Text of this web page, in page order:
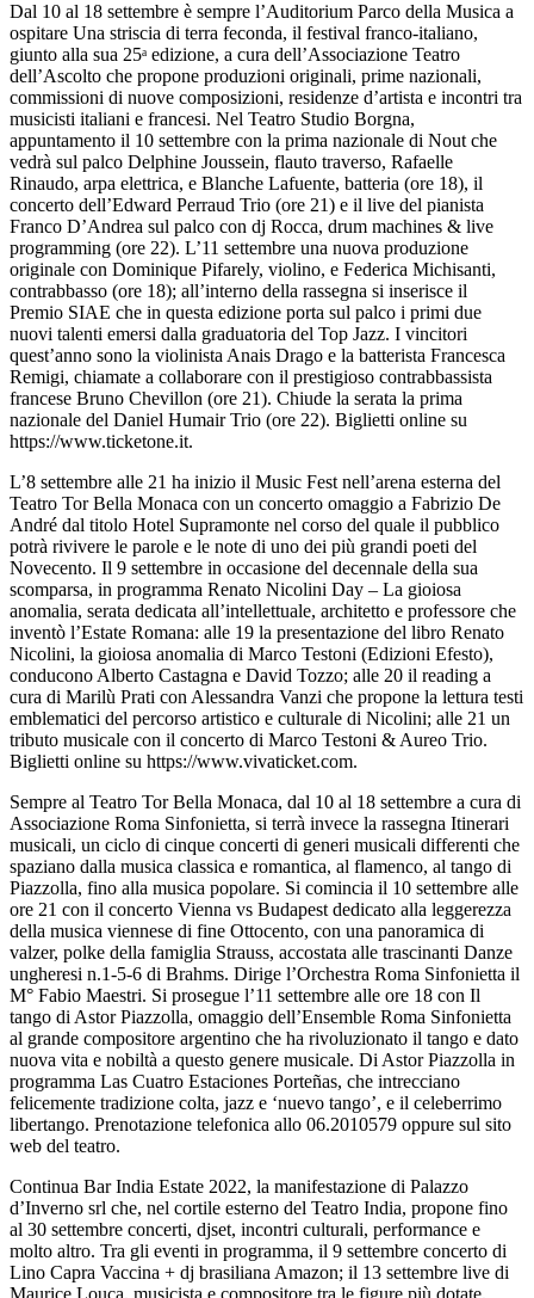
Dal 10 al 18 settembre è sempre l’Auditorium Parco della Musica a
ospitare Una striscia di terra feconda, il festival franco-italiano,
giunto alla sua 25ᵃ edizione, a cura dell’Associazione Teatro
dell’Ascolto che propone produzioni originali, prime nazionali,
commissioni di nuove composizioni, residenze d’artista e incontri tra
musicisti italiani e francesi. Nel Teatro Studio Borgna,
appuntamento il 10 settembre con la prima nazionale di Nout che
vedrà sul palco Delphine Joussein, flauto traverso, Rafaelle
Rinaudo, arpa elettrica, e Blanche Lafuente, batteria (ore 18), il
concerto dell’Edward Perraud Trio (ore 21) e il live del pianista
Franco D’Andrea sul palco con dj Rocca, drum machines & live
programming (ore 22). L’11 settembre una nuova produzione
originale con Dominique Pifarely, violino, e Federica Michisanti,
contrabbasso (ore 18); all’interno della rassegna si inserisce il
Premio SIAE che in questa edizione porta sul palco i primi due
nuovi talenti emersi dalla graduatoria del Top Jazz. I vincitori
quest’anno sono la violinista Anais Drago e la batterista Francesca
Remigi, chiamate a collaborare con il prestigioso contrabbassista
francese Bruno Chevillon (ore 21). Chiude la serata la prima
nazionale del Daniel Humair Trio (ore 22). Biglietti online su
https://www.ticketone.it.
L’8 settembre alle 21 ha inizio il Music Fest nell’arena esterna del
Teatro Tor Bella Monaca con un concerto omaggio a Fabrizio De
André dal titolo Hotel Supramonte nel corso del quale il pubblico
potrà rivivere le parole e le note di uno dei più grandi poeti del
Novecento. Il 9 settembre in occasione del decennale della sua
scomparsa, in programma Renato Nicolini Day – La gioiosa
anomalia, serata dedicata all’intellettuale, architetto e professore che
inventò l’Estate Romana: alle 19 la presentazione del libro Renato
Nicolini, la gioiosa anomalia di Marco Testoni (Edizioni Efesto),
conducono Alberto Castagna e David Tozzo; alle 20 il reading a
cura di Marilù Prati con Alessandra Vanzi che propone la lettura testi
emblematici del percorso artistico e culturale di Nicolini; alle 21 un
tributo musicale con il concerto di Marco Testoni & Aureo Trio.
Biglietti online su https://www.vivaticket.com.
Sempre al Teatro Tor Bella Monaca, dal 10 al 18 settembre a cura di
Associazione Roma Sinfonietta, si terrà invece la rassegna Itinerari
musicali, un ciclo di cinque concerti di generi musicali differenti che
spaziano dalla musica classica e romantica, al flamenco, al tango di
Piazzolla, fino alla musica popolare. Si comincia il 10 settembre alle
ore 21 con il concerto Vienna vs Budapest dedicato alla leggerezza
della musica viennese di fine Ottocento, con una panoramica di
valzer, polke della famiglia Strauss, accostata alle trascinanti Danze
ungheresi n.1-5-6 di Brahms. Dirige l’Orchestra Roma Sinfonietta il
M° Fabio Maestri. Si prosegue l’11 settembre alle ore 18 con Il
tango di Astor Piazzolla, omaggio dell’Ensemble Roma Sinfonietta
al grande compositore argentino che ha rivoluzionato il tango e dato
nuova vita e nobiltà a questo genere musicale. Di Astor Piazzolla in
programma Las Cuatro Estaciones Porteñas, che intrecciano
felicemente tradizione colta, jazz e ‘nuevo tango’, e il celeberrimo
libertango. Prenotazione telefonica allo 06.2010579 oppure sul sito
web del teatro.
Continua Bar India Estate 2022, la manifestazione di Palazzo
d’Inverno srl che, nel cortile esterno del Teatro India, propone fino
al 30 settembre concerti, djset, incontri culturali, performance e
molto altro. Tra gli eventi in programma, il 9 settembre concerto di
Lino Capra Vaccina + dj brasiliana Amazon; il 13 settembre live di
Maurice Louca, musicista e compositore tra le figure più dotate,